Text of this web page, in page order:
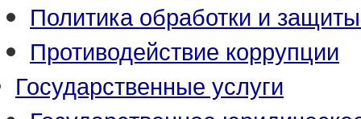
Политика обработки и
Противодействие коррупции
Государственные услуги